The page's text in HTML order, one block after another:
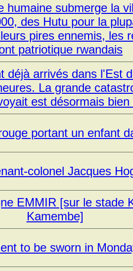
humaine submerge la
des Hutu pour la
pires ennemis, les
patriotique rwandais
déjà arrivés dans l'Est
La grande
est désormais bien
portant un enfant
colonel Jacques
EMMIR [sur le stade
Kamembe]
to be sworn in